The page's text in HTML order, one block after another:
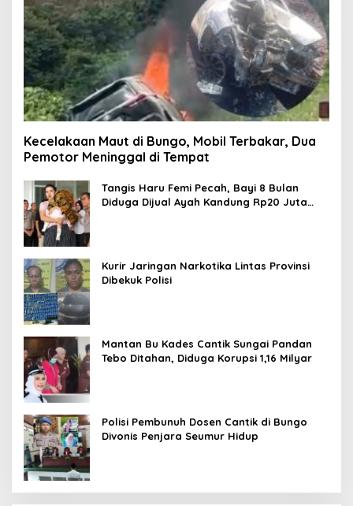
Kecelakaan Maut di Bungo, Mobil Terbakar, Dua
Pemotor Meninggal di Tempat
Tangis Haru Femi Pecah, Bayi 8 Bulan
Diduga Dijual Ayah Kandung Rp20 Juta
Kurir Jaringan Narkotika Lintas Provinsi
Dibekuk Polisi
Mantan Bu Kades Cantik Sungai Pandan
Tebo Ditahan, Diduga Korupsi 1,16 Milyar
Polisi Pembunuh Dosen Cantik di Bungo
Divonis Penjara Seumur Hidup